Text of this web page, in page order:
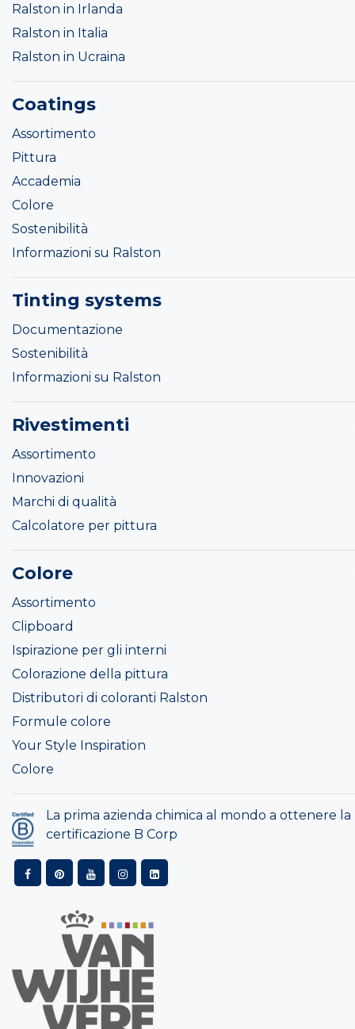
Ralston in Irlanda
Ralston in Italia
Ralston in Ucraina
Coatings
Assortimento
Pittura
Accademia
Colore
Sostenibilità
Informazioni su Ralston
Tinting systems
Documentazione
Sostenibilità
Informazioni su Ralston
Rivestimenti
Assortimento
Innovazioni
Marchi di qualità
Calcolatore per pittura
Colore
Assortimento
Clipboard
Ispirazione per gli interni
Colorazione della pittura
Distributori di coloranti Ralston
Formule colore
Your Style Inspiration
Colore
La prima azienda chimica al mondo a ottenere la
certificazione B Corp